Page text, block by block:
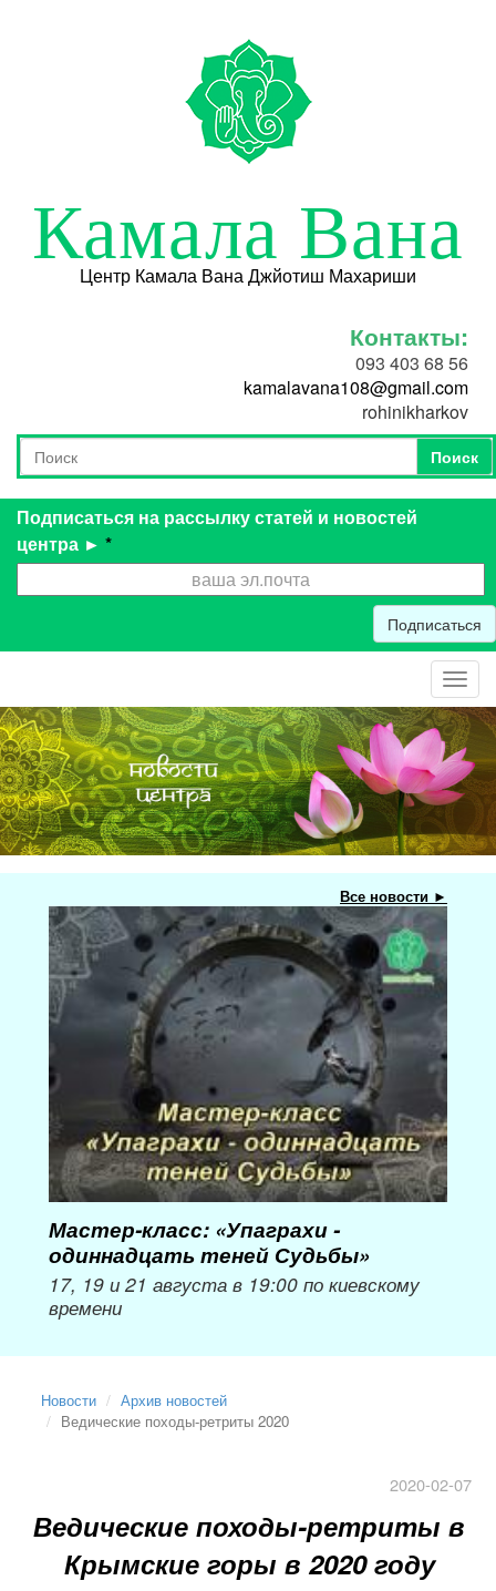
Камала Вана
Центр Камала Вана Джйотиш Махариши
Контакты:
093 403 68 56
kamalavana108@gmail.com
rohinikharkov
Форма поиска
Поиск
Поиск
Подписаться на рассылку статей и новостей
центра ► *
Подписаться
Все новости ►
Мастер-класс: «Упаграхи -
одиннадцать теней Судьбы»
17, 19 и 21 августа в 19:00 по киевскому
времени
Новости
Архив новостей
Ведические походы-ретриты 2020
2020-02-07
Ведические походы-ретриты в
Крымские горы в 2020 году